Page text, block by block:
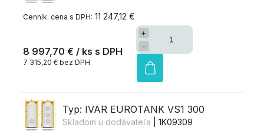
11 247,12 €
8 997,70 € / ks
7 315,20 € bez DPH
+
−
Typ: IVAR EUROTANK VS1 300
Skladom u dodávateľa | 1K09309